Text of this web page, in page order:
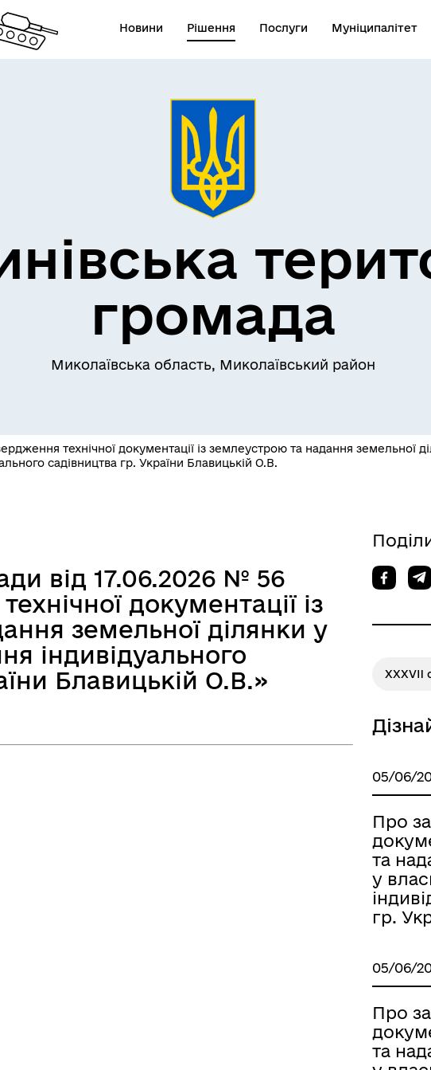
Новини Рішення Послуги Муніципалітет
громада
Миколаївська область, Миколаївський район
технічної документації із землеустрою та надання земельної
садівництва гр. України Блавицькій О.В.
від 17.06.2026 № 56
документації із
земельної ділянки у
індивідуального
Блавицькій О.В.»
XXXVII
05/06/
Про
та
у
гр.
05/06/
Про
та